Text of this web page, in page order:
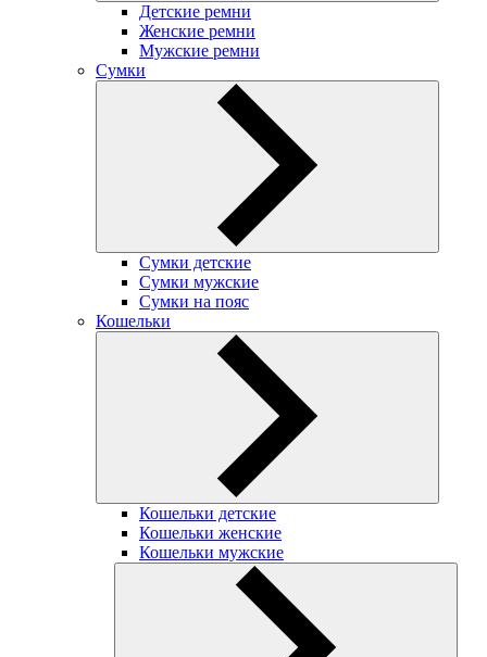
Детские ремни
Женские ремни
Мужские ремни
Сумки
Сумки детские
Сумки мужские
Сумки на пояс
Кошельки
Кошельки детские
Кошельки женские
Кошельки мужские